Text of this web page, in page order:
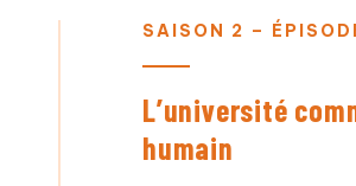
SAISON 2 –
L’université
humain